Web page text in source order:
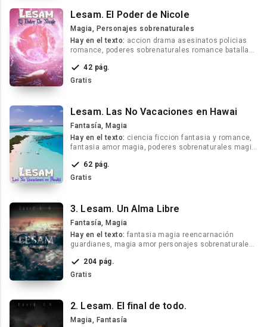
Lesam. El Poder de Nicole
Magia, Personajes sobrenaturales
Hay en el texto: accion drama asesinatos policias
romance, poderes sobrenaturales romance batallas,
42 pág.
Gratis
Lesam. Las No Vacaciones en Hawai
Fantasía, Magia
Hay en el texto: ciencia ficcion fantasia y romance,
fantasia amor magia, poderes sobrenaturales magia
62 pág.
Gratis
3. Lesam. Un Alma Libre
Fantasía, Magia
Hay en el texto: fantasia magia reencarnación
guardianes, magia amor personajes sobrenaturales,
204 pág.
Gratis
2. Lesam. El final de todo.
Magia, Fantasía